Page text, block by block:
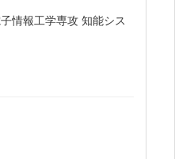
情報工学専攻 知能シス